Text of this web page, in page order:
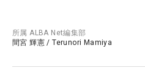
所属ALBA Net編集部
間宮 輝憲 /Terunori Mamiya